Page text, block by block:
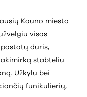
Kauno miesto
visas
duris,
stabteliu
Užkylu bei
funikulierių,